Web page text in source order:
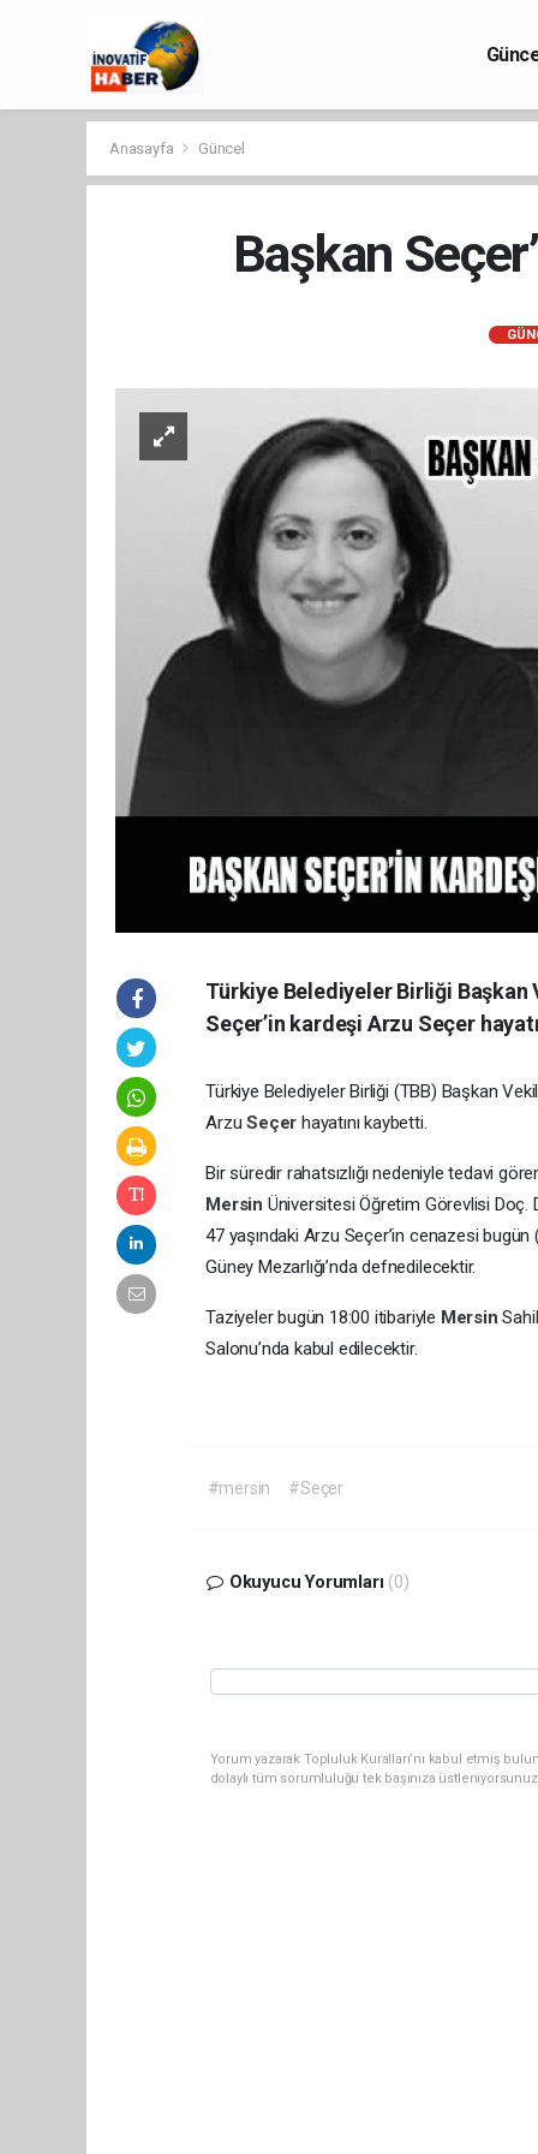
Anasayfa Güncel
Başkan
Türkiye Belediyeler Birliği Başkan
Seçer’in kardeşi Arzu Seçer
Türkiye Belediyeler Birliği (TBB) Başkan
ArzuSeçer hayatını kaybetti.
Bir süredir rahatsızlığı nedeniyle tedavi
Mersin Üniversitesi Öğretim Görevlisi Doç.
47 yaşındaki Arzu Seçer’in cenazesi
Güney Mezarlığı’nda defnedilecektir.
Taziyeler bugün 18:00 itibariyle Mersin
#mersin #Seçer
Okuyucu Yorumları (0)
Yorum yazarak Topluluk Kuralları’nı kabul etmiş
dolaylı tüm sorumluluğu tek başınıza